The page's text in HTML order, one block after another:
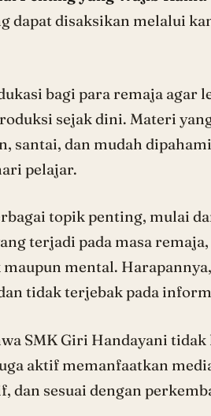
dapat disaksikan melalui
bagi para remaja agar
sejak dini. Materi
santai, dan mudah
pelajar.
topik penting, mulai
terjadi pada masa
mental.
tidak terjebak pada
SMK Giri Handayani tidak
aktif memanfaatkan
dan sesuai dengan